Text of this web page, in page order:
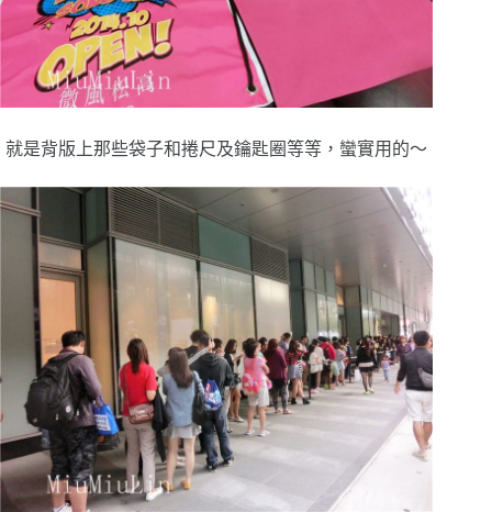
就是背版上那些袋子和捲尺及鑰匙圈等等，蠻實用的～